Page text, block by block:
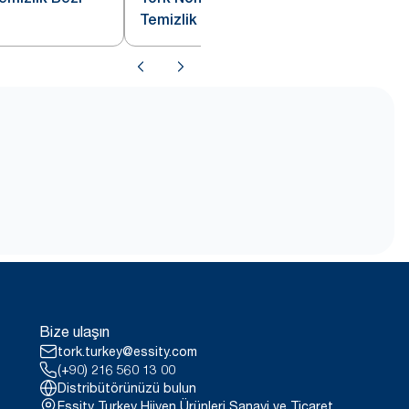
Temizlik Bezi Z Katlı Gri W4
Bize ulaşın
tork.turkey@essity.com
(+90) 216 560 13 00
Distribütörünüzü bulun
Essity Turkey Hijyen Ürünleri Sanayi ve Ticaret